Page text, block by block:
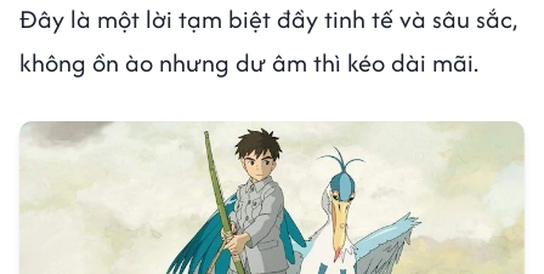
Đây là một lời tạm biệt đầy tinh tế và sâu sắc,
không ồn ào nhưng dư âm thì kéo dài mãi.